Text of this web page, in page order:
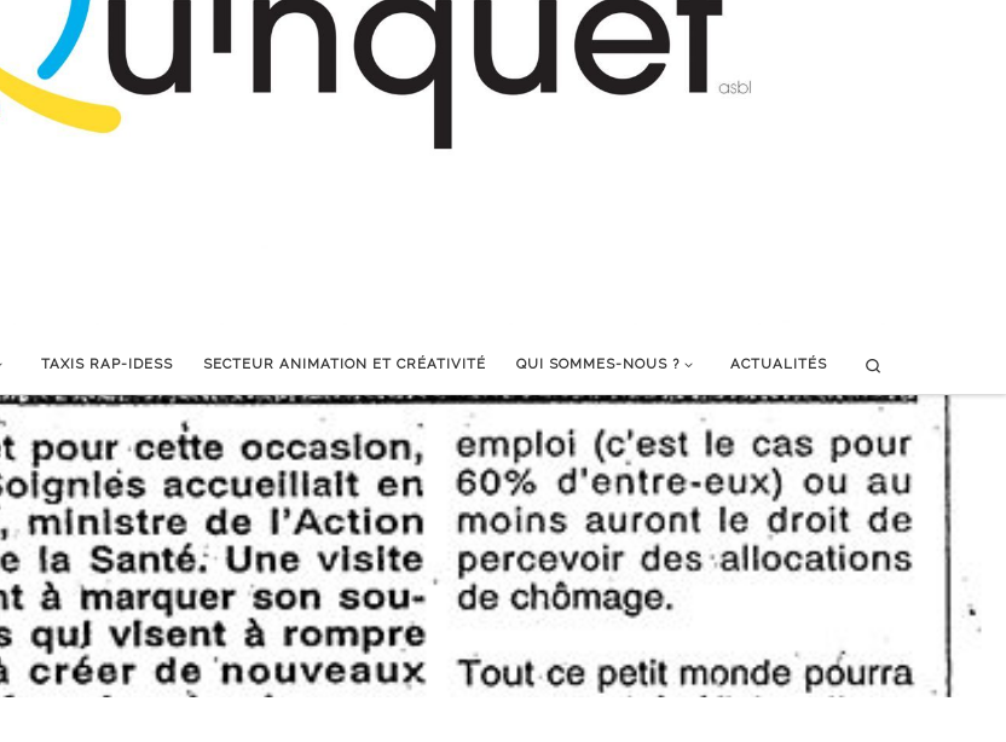
TAXIS RAP-IDESS SECTEUR ANIMATION ET CRÉATIVITÉ QUI SOMMES-NOUS ? ACTUALITÉS